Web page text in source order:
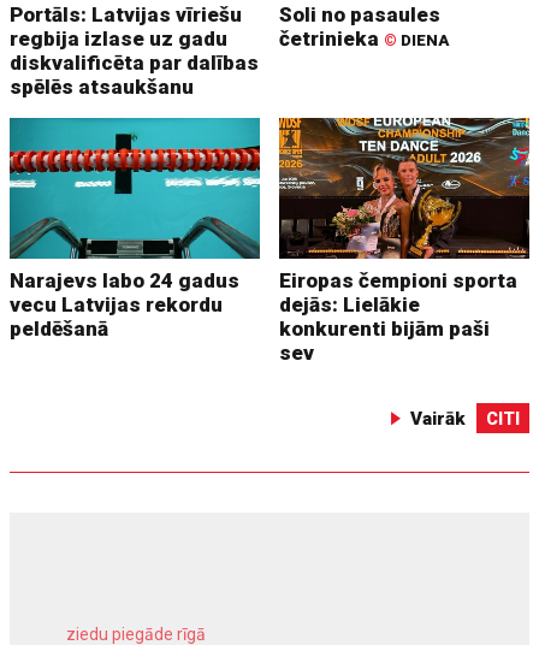
Portāls: Latvijas vīriešu
regbija izlase uz gadu
diskvalificēta par dalības
spēlēs atsaukšanu
Soli no pasaules
četrinieka © DIENA
Narajevs labo 24 gadus
vecu Latvijas rekordu
peldēšanā
Eiropas čempioni sporta
dejās: Lielākie
konkurenti bijām paši
sev
Vairāk CITI
ziedu piegāde rīgā